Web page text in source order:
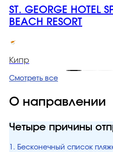
ST. GEORGE HOTEL
BEACH RESORT
Кипр
Смотреть все
О направлении
Четыре причины
1. Бесконечный список